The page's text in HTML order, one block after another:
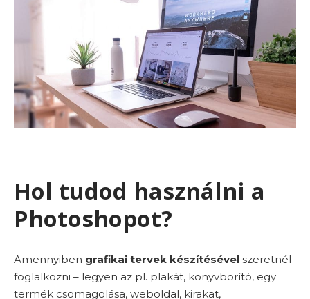
Hol tudod használni a
Photoshopot?
Amennyiben grafikai tervek készítésével szeretnél
foglalkozni – legyen az pl. plakát, könyvborító, egy
termék csomagolása, weboldal, kirakat,